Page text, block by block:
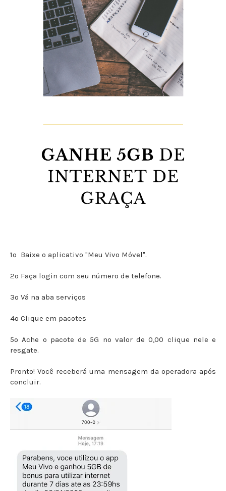
1º Baixe o aplicativo "Meu Vivo Móvel".
2º Faça login com seu número de telefone.
3º Vá na aba serviços
4º Clique em pacotes
5º Ache o pacote de 5G no valor de 0,00 clique nele e
resgate.
Pronto! Você receberá uma mensagem da operadora após
concluir.